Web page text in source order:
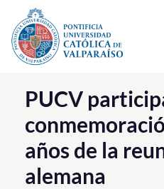
Click acá para ir directamente al
La Universidad
Investigación, Creación e
PUCV Internacional
Vinculación con el Medio
PUCV
años de la
alemana